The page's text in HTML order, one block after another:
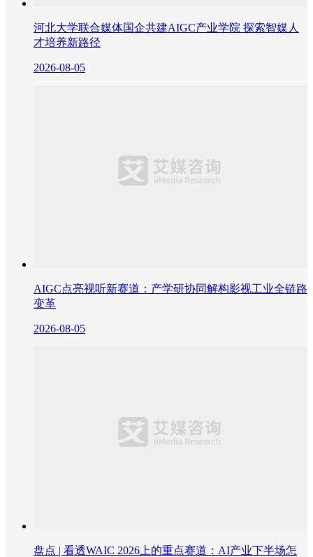
河北大学联合媒体国企共建AIGC产业学院 探索智媒人
才培养新路径
2026-08-05
AIGC点亮视听新赛道：产学研协同解构影视工业全链路
变革
2026-08-05
盘点 | 看透WAIC 2026上的重点赛道：AI产业下半场怎